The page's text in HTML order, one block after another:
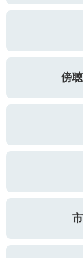
傍